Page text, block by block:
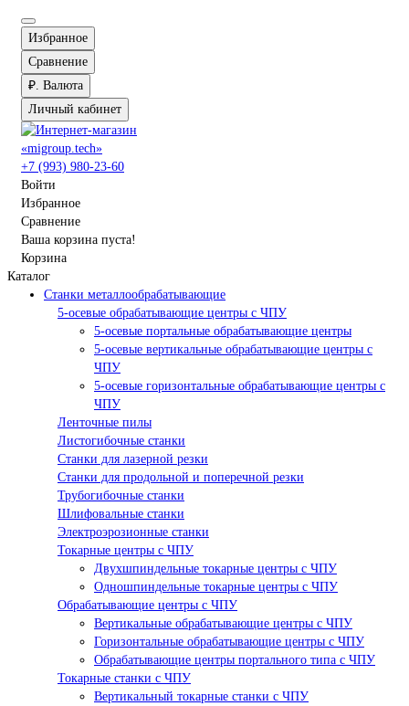
Избранное
Сравнение
₽. Валюта
Личный кабинет
+7 (993) 980-23-60
Войти
Избранное
Сравнение
Ваша корзина пуста!
Корзина
Каталог
Станки металлообрабатывающие
5-осевые обрабатывающие центры с ЧПУ
5-осевые портальные обрабатывающие центры
5-осевые вертикальные обрабатывающие центры с
ЧПУ
5-осевые горизонтальные обрабатывающие центры с
ЧПУ
Ленточные пилы
Листогибочные станки
Станки для лазерной резки
Станки для продольной и поперечной резки
Трубогибочные станки
Шлифовальные станки
Электроэрозионные станки
Токарные центры с ЧПУ
Двухшпиндельные токарные центры с ЧПУ
Одношпиндельные токарные центры с ЧПУ
Обрабатывающие центры с ЧПУ
Вертикальные обрабатывающие центры с ЧПУ
Горизонтальные обрабатывающие центры с ЧПУ
Обрабатывающие центры портального типа с ЧПУ
Токарные станки с ЧПУ
Вертикальный токарные станки с ЧПУ